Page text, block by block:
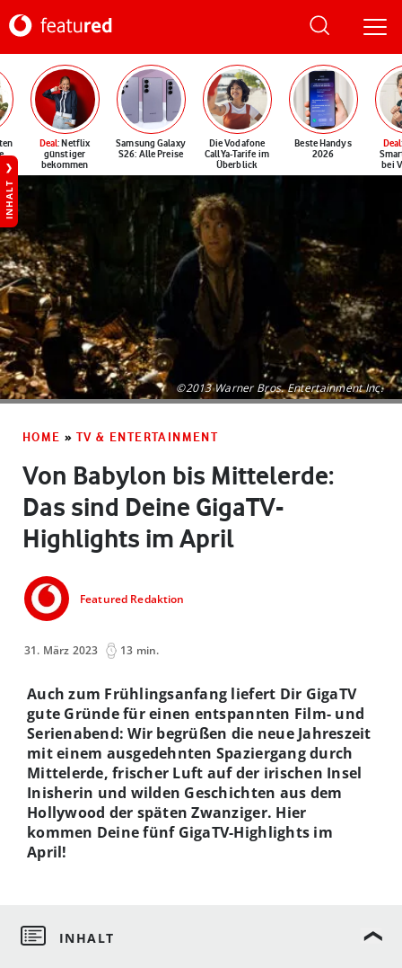
Deal: Netflix
günstiger
bekommen
Samsung Galaxy
S26: Alle Preise
Die Vodafone
CallYa-Tarife im
Überblick
Beste Handys
2026
Deal
bei
INHALT
©2013 Warner Bros. Entertainment Inc.
HOME » TV & ENTERTAINMENT
Von Babylon bis Mittelerde:
Das sind Deine GigaTV-
Highlights im April
Featured Redaktion
31. März 2023 13 min.
Auch zum Frühlingsanfang liefert Dir GigaTV
gute Gründe für einen entspannten Film- und
Serienabend: Wir begrüßen die neue Jahreszeit
mit einem ausgedehnten Spaziergang durch
Mittelerde, frischer Luft auf der irischen Insel
Inisherin und wilden Geschichten aus dem
Hollywood der späten Zwanziger. Hier
kommen Deine fünf GigaTV-Highlights im
April!